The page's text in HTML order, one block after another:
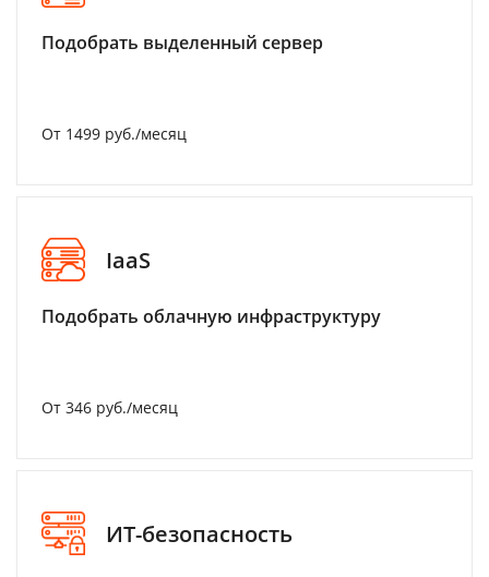
Подобрать выделенный сервер
От 1499 руб./месяц
IaaS
Подобрать облачную инфраструктуру
От 346 руб./месяц
ИТ-безопасность